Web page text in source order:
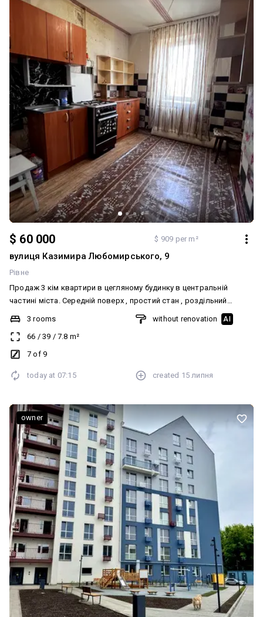
$ 60 000 $ 909 per m²
вулиця Казимира Любомирського, 9
Рівне
Продаж 3 кім квартири в цегляному будинку в центральній
частині міста. Середній поверх , простий стан , роздільний
санвузол, окремі кімнати
3 rooms
66 / 39 / 7.8 m²
7 of 9
without renovation AI
today at 07:15 created 15 липня
owner